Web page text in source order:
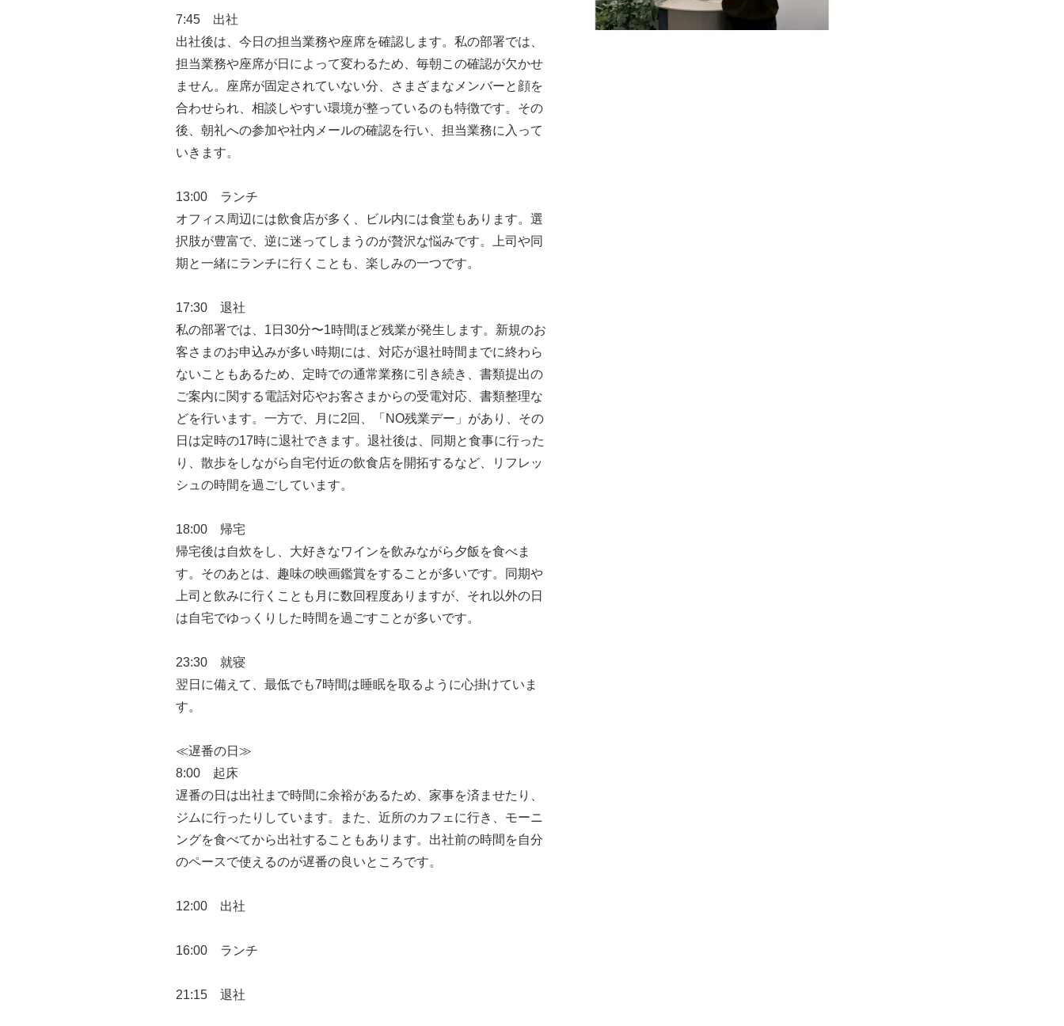
7:45 出社
出社後は、今日の担当業務や座席を確認します。私の部署では、
担当業務や座席が日によって変わるため、毎朝この確認が欠かせ
ません。座席が固定されていない分、さまざまなメンバーと顔を
合わせられ、相談しやすい環境が整っているのも特徴です。その
後、朝礼への参加や社内メールの確認を行い、担当業務に入って
いきます。
13:00 ランチ
オフィス周辺には飲食店が多く、ビル内には食堂もあります。選
択肢が豊富で、逆に迷ってしまうのが贅沢な悩みです。上司や同
期と一緒にランチに行くことも、楽しみの一つです。
17:30 退社
私の部署では、1日30分〜1時間ほど残業が発生します。新規のお
客さまのお申込みが多い時期には、対応が退社時間までに終わら
ないこともあるため、定時での通常業務に引き続き、書類提出の
ご案内に関する電話対応やお客さまからの受電対応、書類整理な
どを行います。一方で、月に2回、「NO残業デー」があり、その
日は定時の17時に退社できます。退社後は、同期と食事に行った
り、散歩をしながら自宅付近の飲食店を開拓するなど、リフレッ
シュの時間を過ごしています。
18:00 帰宅
帰宅後は自炊をし、大好きなワインを飲みながら夕飯を食べま
す。そのあとは、趣味の映画鑑賞をすることが多いです。同期や
上司と飲みに行くことも月に数回程度ありますが、それ以外の日
は自宅でゆっくりした時間を過ごすことが多いです。
23:30 就寝
翌日に備えて、最低でも7時間は睡眠を取るように心掛けていま
す。
≪遅番の日≫
8:00 起床
遅番の日は出社まで時間に余裕があるため、家事を済ませたり、
ジムに行ったりしています。また、近所のカフェに行き、モーニ
ングを食べてから出社することもあります。出社前の時間を自分
のペースで使えるのが遅番の良いところです。
12:00 出社
16:00 ランチ
21:15 退社